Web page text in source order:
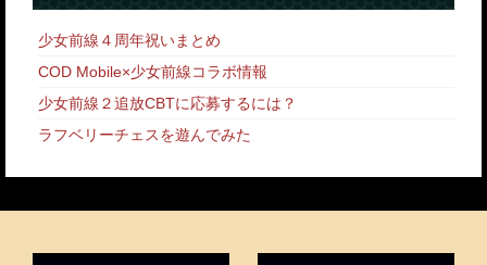
少女前線４周年祝いまとめ
COD Mobile×少女前線コラボ情報
少女前線２追放CBTに応募するには？
ラフベリーチェスを遊んでみた